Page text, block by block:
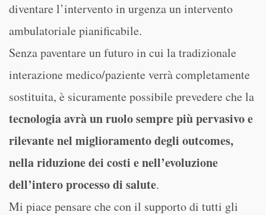
diventare l’intervento in urgenza un intervento
ambulatoriale pianificabile.
Senza paventare un futuro in cui la tradizionale
interazione medico/paziente verrà completamente
sostituita, è sicuramente possibile prevedere che la
tecnologia avrà un ruolo sempre più pervasivo e
rilevante nel miglioramento degli outcomes,
nella riduzione dei costi e nell’evoluzione
dell’intero processo di salute.
Mi piace pensare che con il supporto di tutti gli